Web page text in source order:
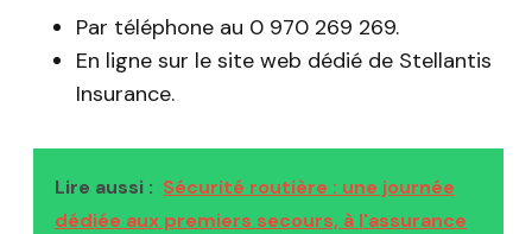
Par téléphone au 0 970 269 269.
En ligne sur le site web dédié de Stellantis
Insurance.
Lire aussi : Sécurité routière : une journée
dédiée aux premiers secours, à l'assurance